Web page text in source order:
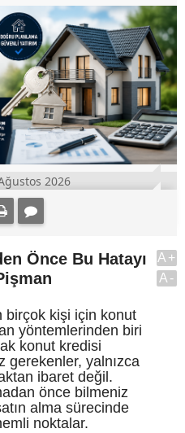
2026
Önce Bu Hatayı
birçok kişi için konut
yöntemlerinden biri
konut kredisi
gerekenler, yalnızca
ibaret değil.
önce bilmeniz
alma sürecinde
noktalar.
A+
A-